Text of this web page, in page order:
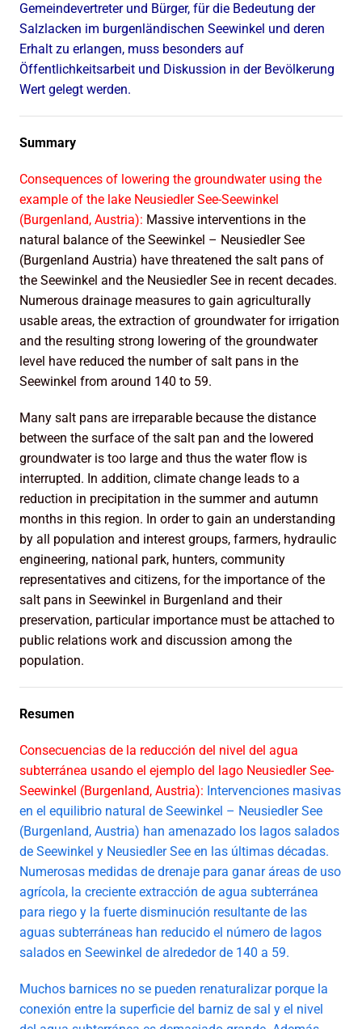
Gemeindevertreter und Bürger, für die Bedeutung der
Salzlacken im burgenländischen Seewinkel und deren
Erhalt zu erlangen, muss besonders auf
Öffentlichkeitsarbeit und Diskussion in der Bevölkerung
Wert gelegt werden.
Summary
Consequences of lowering the groundwater using the
example of the lake Neusiedler See-Seewinkel
(Burgenland, Austria): Massive interventions in the
natural balance of the Seewinkel – Neusiedler See
(Burgenland Austria) have threatened the salt pans of
the Seewinkel and the Neusiedler See in recent decades.
Numerous drainage measures to gain agriculturally
usable areas, the extraction of groundwater for irrigation
and the resulting strong lowering of the groundwater
level have reduced the number of salt pans in the
Seewinkel from around 140 to 59.
Many salt pans are irreparable because the distance
between the surface of the salt pan and the lowered
groundwater is too large and thus the water flow is
interrupted. In addition, climate change leads to a
reduction in precipitation in the summer and autumn
months in this region. In order to gain an understanding
by all population and interest groups, farmers, hydraulic
engineering, national park, hunters, community
representatives and citizens, for the importance of the
salt pans in Seewinkel in Burgenland and their
preservation, particular importance must be attached to
public relations work and discussion among the
population.
Resumen
Consecuencias de la reducción del nivel del agua
subterránea usando el ejemplo del lago Neusiedler See-
Seewinkel (Burgenland, Austria): Intervenciones masivas
en el equilibrio natural de Seewinkel – Neusiedler See
(Burgenland, Austria) han amenazado los lagos salados
de Seewinkel y Neusiedler See en las últimas décadas.
Numerosas medidas de drenaje para ganar áreas de uso
agrícola, la creciente extracción de agua subterránea
para riego y la fuerte disminución resultante de las
aguas subterráneas han reducido el número de lagos
salados en Seewinkel de alrededor de 140 a 59.
Muchos barnices no se pueden renaturalizar porque la
conexión entre la superficie del barniz de sal y el nivel